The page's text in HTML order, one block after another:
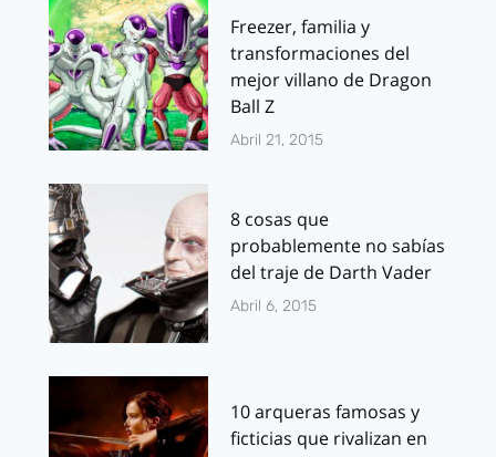
Freezer, familia y
transformaciones del
mejor villano de Dragon
Ball Z
Abril 21, 2015
8 cosas que
probablemente no sabías
del traje de Darth Vader
Abril 6, 2015
10 arqueras famosas y
ficticias que rivalizan en